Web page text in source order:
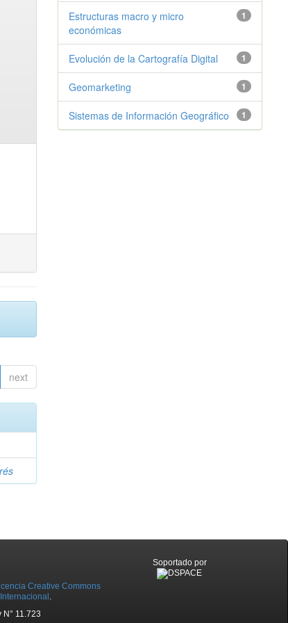
next
1
Estructuras macro y micro
económicas
1
Evolución de la Cartografía Digital
1
Geomarketing
1
Sistemas de Información Geográfico
Creative Commons
.
11.723
Soportado por